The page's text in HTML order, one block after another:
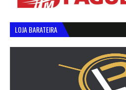
LOJA BARATEIRA